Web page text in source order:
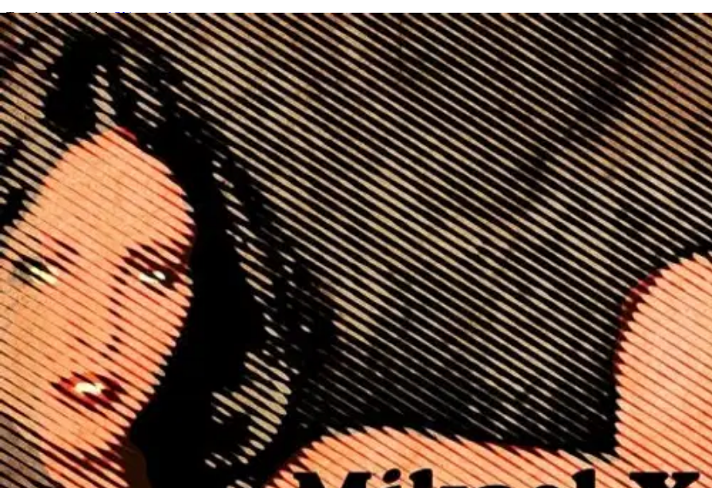
Tuotekuvat- ja videotOhita tuotekuva
Asiakasomistaja-alennus-15 %
Avaa kuva suurempana
Karusellin nuolipainikkeet
Lempo Kustannus
Messi, Kootut teokset
9,39 €
Asiakasomistajahinta
Hinta ilman S-Etukorttia: 11,05 €
Verkkokaupan hinta
Valitse toimitustapa
Nouto myymälästä
Ei saatavilla
Toimitus
Kotiin tai noutopisteeseenAlk. 0 €
Ilmainen toimitus yli 100 €:n tilauksille Postin pakettiautomaattiin tai